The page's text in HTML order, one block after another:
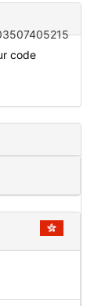
code